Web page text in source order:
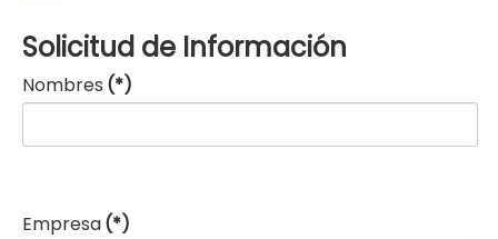
Solicitud de Información
Nombres (*)
Empresa(*)